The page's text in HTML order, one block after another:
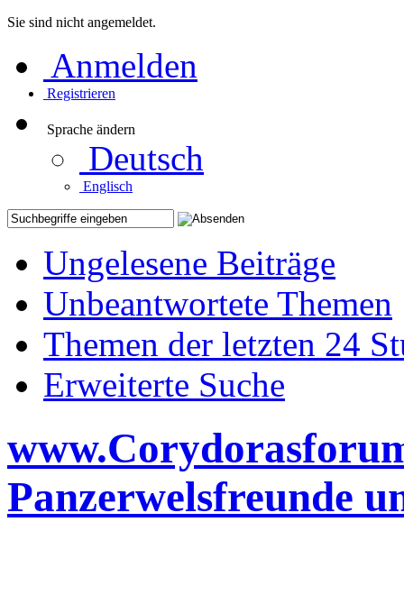
Sie sind nicht angemeldet.
Anmelden
Registrieren
Sprache ändern
Deutsch
Englisch
Ungelesene Beiträge
Unbeantwortete Themen
Themen der letzten 24
Erweiterte Suche
Panzerwelsfreunde